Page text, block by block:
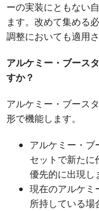
ーの実装にともない
ます。改めて集める
調整においても適用さ
アルケミー・ブース
すか？
アルケミー・ブース
形で機能します。
アルケミー・ブ
セットで新たに
優先的に出現し
現在のアルケミ
所持している場